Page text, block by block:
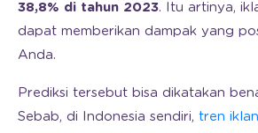
38,8% di tahun 2023. Itu artinya,
dapat memberikan dampak yang
Anda.
Prediksi tersebut bisa dikatakan
Sebab, di Indonesia sendiri, tren